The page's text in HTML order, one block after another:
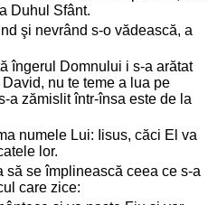
Duhul Sfânt.
şi nevrând s-o vădească, a
îngerul Domnului i s-a arătat
nu te teme a lua pe
a zămislit într-însa este de la
numele Lui: Iisus, căci El va
lor.
să se împlinească ceea ce s-a
care zice: